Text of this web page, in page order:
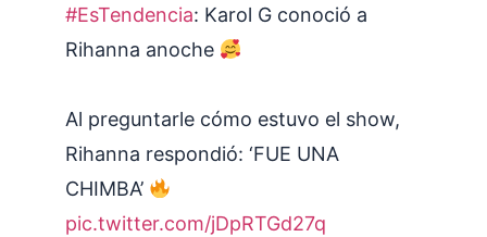
#EsTendencia: Karol G conoció a
Rihanna anoche
Al preguntarle cómo estuvo el show,
Rihanna respondió: ‘FUE UNA
CHIMBA’
pic.twitter.com/jDpRTGd27q